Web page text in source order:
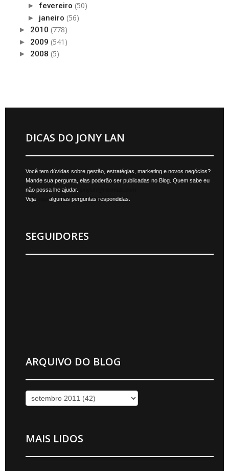
► fevereiro (50)
► janeiro (56)
► 2010 (778)
► 2009 (541)
► 2008 (5)
DICAS DO JONY LAN
Você tem dúvidas sobre gestão, estratégias, marketing e novos negócios?
Mande sua pergunta, elas poderão ser publicadas no Blog. Quem sabe eu
não possa lhe ajudar.
Veja
algumas perguntas respondidas.
SEGUIDORES
ARQUIVO DO BLOG
MAIS LIDOS